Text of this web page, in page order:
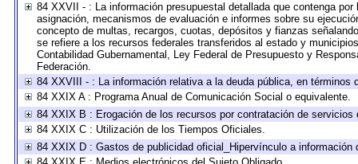
84 XXVII - : La información presupuestal detallada que contenga
asignación, mecanismos de evaluación e informes sobre su
concepto de multas, recargos, cuotas, depósitos y fianzas
se refiere a los recursos federales transferidos al estado y
Contabilidad Gubernamental, Ley Federal de Presupuesto y
Federación.
84 XXVIII - : La información relativa a la deuda pública, en términos
84 XXIX A : Programa Anual de Comunicación Social o equivalente.
84 XXIX B : Erogación de los recursos por contratación de
84 XXIX C : Utilización de los Tiempos Oficiales.
84 XXIX D : Gastos de publicidad oficial_Hipervínculo a